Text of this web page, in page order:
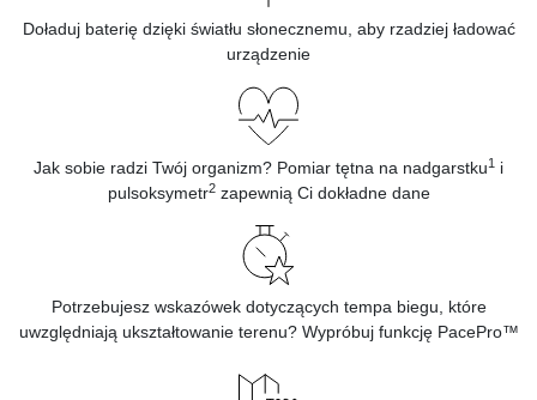
Doładuj baterię dzięki światłu słonecznemu, aby rzadziej ładować
urządzenie
Jak sobie radzi Twój organizm? Pomiar tętna na nadgarstku1 i
pulsoksymetr2 zapewnią Ci dokładne dane
Potrzebujesz wskazówek dotyczących tempa biegu, które
uwzględniają ukształtowanie terenu? Wypróbuj funkcję PacePro™